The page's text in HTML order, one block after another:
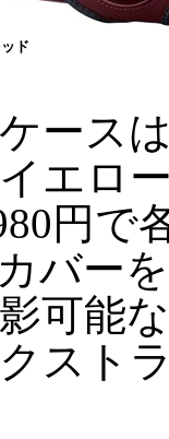
ド
ース
エロ
円で
バー
可能
スト